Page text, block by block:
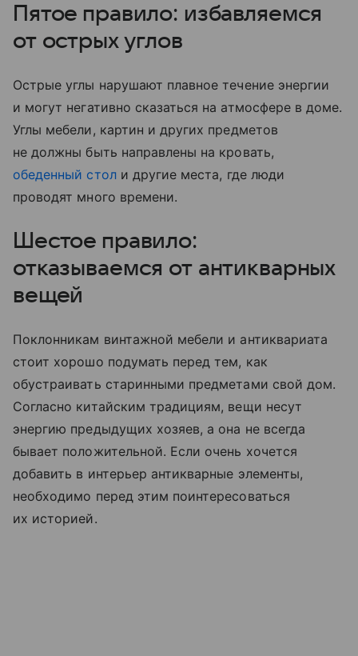
Пятое правило: избавляемся
от острых углов
Острые углы нарушают плавное течение энергии
и могут негативно сказаться на атмосфере в доме.
Углы мебели, картин и других предметов
не должны быть направлены на кровать,
обеденный столи другие места, где люди
проводят много времени.
Шестое правило:
отказываемся от антикварных
вещей
Поклонникам винтажной мебели и антиквариата
стоит хорошо подумать перед тем, как
обустраивать старинными предметами свой дом.
Согласно китайским традициям, вещи несут
энергию предыдущих хозяев, а она не всегда
бывает положительной. Если очень хочется
добавить в интерьер антикварные элементы,
необходимо перед этим поинтересоваться
их историей.